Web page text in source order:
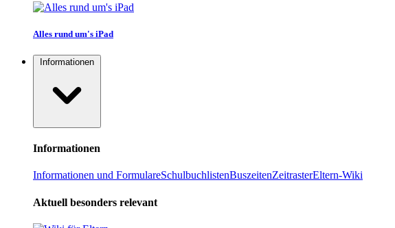
Alles rund um's iPad
Informationen
Informationen
Informationen und FormulareSchulbuchlistenBuszeitenZeitrasterEltern-Wiki
Aktuell besonders relevant